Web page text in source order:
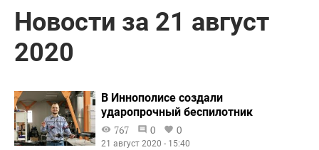
Новости за 21 август
2020
В Иннополисе создали
ударопрочный беспилотник
767
0 0
21 август 2020 - 15:40